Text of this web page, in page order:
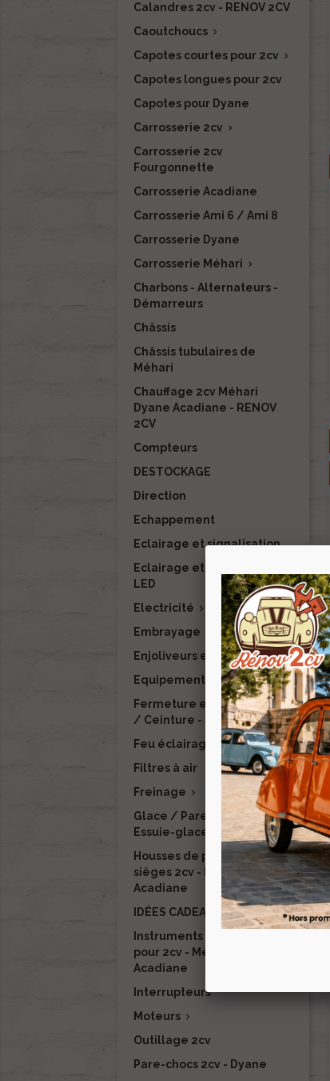
Calandres 2cv - RENOV 2CV
Caoutchoucs 
Capotes courtes pour 2cv 
Capotes longues pour 2cv
Capotes pour Dyane
Carrosserie 2cv 
Carrosserie 2cv
Fourgonnette
Carrosserie Acadiane
Carrosserie Ami 6 / Ami 8
Carrosserie Dyane
Carrosserie Méhari 
Charbons - Alternateurs -
Démarreurs
Châssis
Châssis tubulaires de
Méhari
Chauffage 2cv Méhari
Dyane Acadiane - RENOV
2CV
Compteurs
DESTOCKAGE
Direction
Echappement
Eclairage et signalisation
Eclairage et signalisation
LED
Electricité 
Embrayage
Enjoliveurs et finitions
Equipement intérieur
Fermeture et verrouillage
/ Ceinture - RENOV 2CV
Feu éclairage LED
Filtres à air
Freinage 
Glace / Pare-brise /
Essuie-glace / Lave-glace
Housses de protection de
sièges 2cv - Dyane -
Acadiane
IDÉES CADEAUX
Instruments de mesure
pour 2cv - Méhari - Dyane -
Acadiane
Interrupteurs
Moteurs 
Outillage 2cv
Pare-chocs 2cv - Dyane